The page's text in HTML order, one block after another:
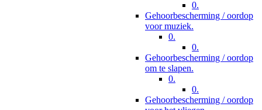
0.
Gehoorbescherming / oordop
voor muziek.
0.
0.
Gehoorbescherming / oordop
om te slapen.
0.
0.
Gehoorbescherming / oordop